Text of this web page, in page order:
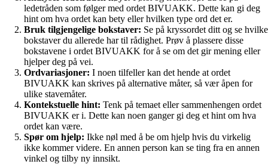
ledetråden som følger med ordet BIVUAKK. Dette kan gi deg
hint om hva ordet kan bety eller hvilken type ord det er.
Bruk tilgjengelige bokstaver: Se på kryssordet ditt og se hvilke
bokstaver du allerede har til rådighet. Prøv å plassere disse
bokstavene i ordet BIVUAKK for å se om det gir mening eller
hjelper deg på vei.
Ordvariasjoner: I noen tilfeller kan det hende at ordet
BIVUAKK kan skrives på alternative måter, så vær åpen for
ulike stavemåter.
Kontekstuelle hint: Tenk på temaet eller sammenhengen ordet
BIVUAKK er i. Dette kan noen ganger gi deg et hint om hva
ordet kan være.
Spør om hjelp: Ikke nøl med å be om hjelp hvis du virkelig
ikke kommer videre. En annen person kan se ting fra en annen
vinkel og tilby ny innsikt.